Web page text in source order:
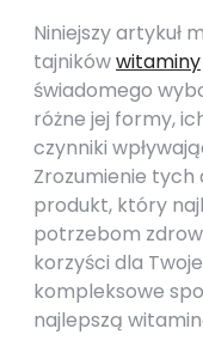
Niniejszy artykuł
tajnikówwitaminy
świadomego
różne jej formy,
czynniki
Zrozumienie
produkt, który
potrzebom
korzyści dla
kompleksowe
najlepszą